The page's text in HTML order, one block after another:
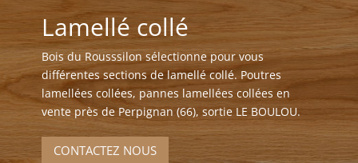
Lamellé collé
Bois du Rousssilon sélectionne pour vous
différentes sections de lamellé collé. Poutres
lamellées collées, pannes lamellées collées en
vente près de Perpignan (66), sortie LE BOULOU.
CONTACTEZ NOUS